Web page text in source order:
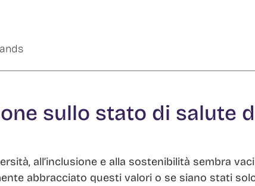
sullo stato di salute
all’inclusione e alla sostenibilità sembra
abbracciato questi valori o se siano stati